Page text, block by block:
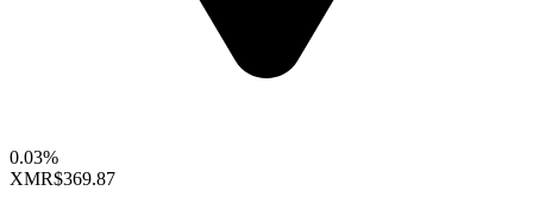
0.03%
XMR$369.87